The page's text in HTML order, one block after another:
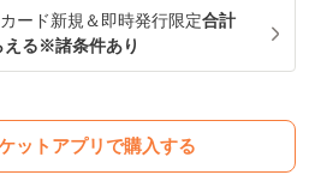
ード新規＆即時発行限定合計
える※諸条件あり
ットアプリで購入する